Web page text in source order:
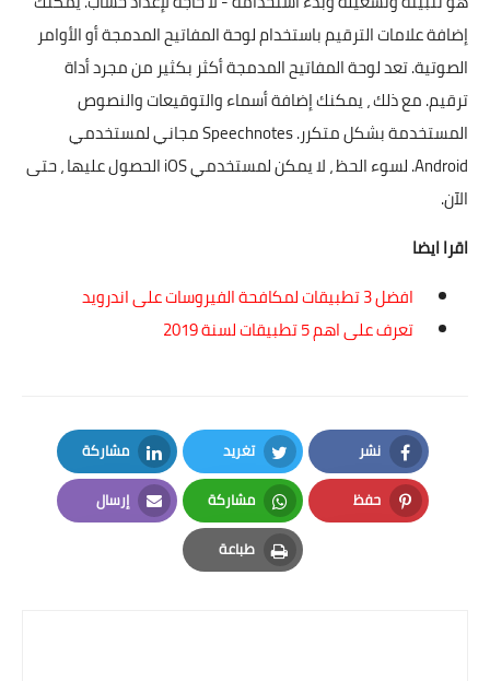
إضافة علامات الترقيم باستخدام لوحة المفاتيح المدمجة أو الأوامر
الصوتية. تعد لوحة المفاتيح المدمجة أكثر بكثير من مجرد أداة
ترقيم. مع ذلك ، يمكنك إضافة أسماء والتوقيعات والنصوص
المستخدمة بشكل متكرر. Speechnotes مجاني لمستخدمي
Android. لسوء الحظ ، لا يمكن لمستخدمي iOS الحصول عليها ، حتى
الآن.
اقرا ايضا
افضل 3 تطبيقات لمكافحة الفيروسات
على اندرويد
تعرف على اهم 5 تطبيقات لسنة 2019
نشر
Facebook
تغريد
Twitter
مشاركة
LinkedIn
حفظ
Pinterest
مشاركة
Whatsapp
إرسال
Email
طباعة
Print